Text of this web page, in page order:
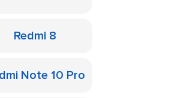
Redmi 8
Note 10 Pro